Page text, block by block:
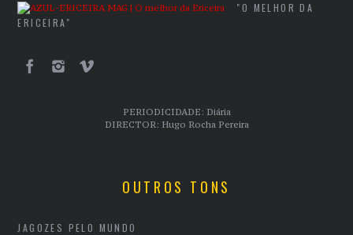
"O MELHOR DA
ERICEIRA"
PERIODICIDADE: Diária
DIRECTOR: Hugo Rocha Pereira
OUTROS TONS
JAGOZES PELO MUNDO